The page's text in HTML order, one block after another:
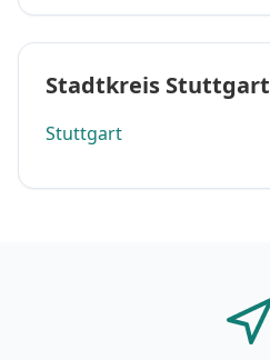
Stadtkreis Stuttgart
Stuttgart